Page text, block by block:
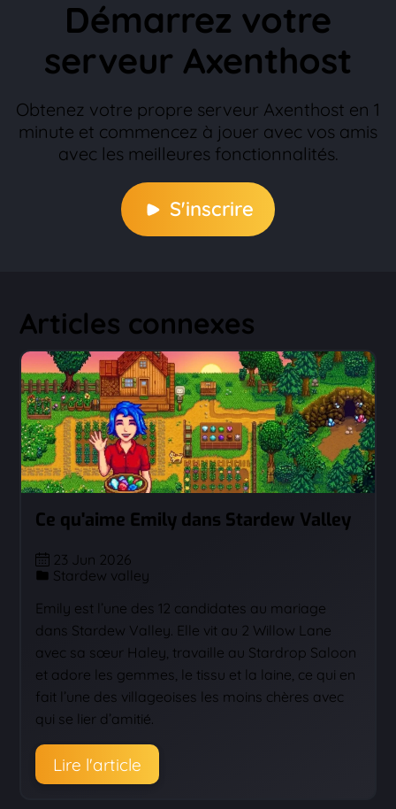
Démarrez votre
serveur Axenthost
Obtenez votre propre serveur Axenthost en 1
minute et commencez à jouer avec vos amis
avec les meilleures fonctionnalités.
S'inscrire
Articles connexes
Ce qu'aime Emily dans Stardew Valley
23 Jun 2026
Stardew valley
Emily est l’une des 12 candidates au mariage
dans Stardew Valley. Elle vit au 2 Willow Lane
avec sa sœur Haley, travaille au Stardrop Saloon
et adore les gemmes, le tissu et la laine, ce qui en
fait l’une des villageoises les moins chères avec
qui se lier d’amitié.
Lire l'article